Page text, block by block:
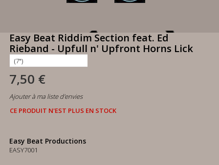
Easy Beat Riddim Section feat. Ed
Rieband - Upfull n' Upfront Horns Lick
7,50 €
Ajouter à ma liste d'envies
CE PRODUIT N'EST PLUS EN STOCK
Easy Beat Productions
EASY7001